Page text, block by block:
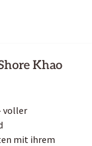
Khao
voller
mit ihrem